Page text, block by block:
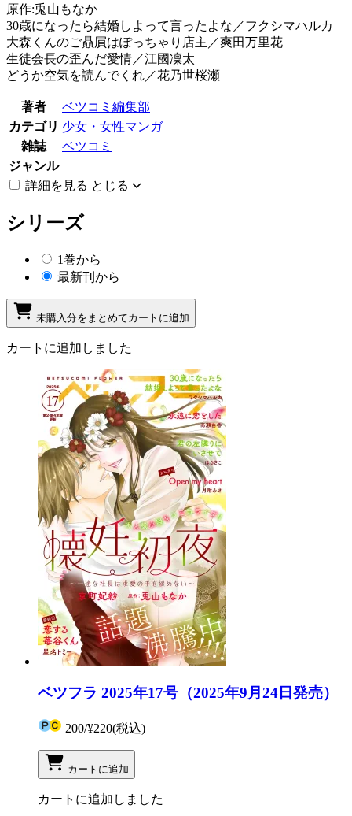
原作:兎山もなか
30歳になったら結婚しよって言ったよな／フクシマハルカ
大森くんのご贔屓はぽっちゃり店主／爽田万里花
生徒会長の歪んだ愛情／江國凜太
どうか空気を読んでくれ／花乃世桜瀬
著者
ベツコミ編集部
カテゴリ 少女・女性マンガ
雑誌
ベツコミ
ジャンル
詳細を見る とじる
シリーズ
1巻から
最新刊から
未購入分をまとめてカートに追加
カートに追加しました
ベツフラ 2025年17号（2025年9月24日発売）
200/¥220(税込)
カートに追加
カートに追加しました